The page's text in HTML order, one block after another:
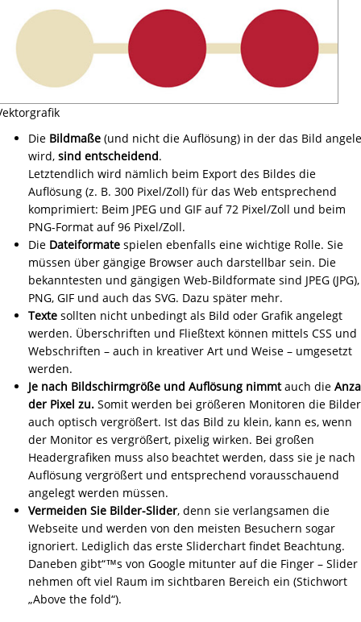
Die Bildmaße (und nicht die Auflösung) in der das Bild
wird, sind entscheidend.
Letztendlich wird nämlich beim Export des Bildes die
Auflösung (z. B. 300 Pixel/Zoll) für das Web entsprechend
komprimiert: Beim JPEG und GIF auf 72 Pixel/Zoll und beim
PNG-Format auf 96 Pixel/Zoll.
Die Dateiformate spielen ebenfalls eine wichtige Rolle. Sie
müssen über gängige Browser auch darstellbar sein. Die
bekanntesten und gängigen Web-Bildformate sind JPEG (JPG),
PNG, GIF und auch das SVG. Dazu später mehr.
Texte sollten nicht unbedingt als Bild oder Grafik angelegt
werden. Überschriften und Fließtext können mittels CSS und
Webschriften – auch in kreativer Art und Weise – umgesetzt
werden.
Je nach Bildschirmgröße und Auflösung nimmtauch die
der Pixel zu. Somit werden bei größeren Monitoren die Bilder
auch optisch vergrößert. Ist das Bild zu klein, kann es, wenn
der Monitor es vergrößert, pixelig wirken. Bei großen
Headergrafiken muss also beachtet werden, dass sie je nach
Auflösung vergrößert und entsprechend vorausschauend
angelegt werden müssen.
Vermeiden Sie Bilder-Slider, denn sie verlangsamen die
Webseite und werden von den meisten Besuchern sogar
ignoriert. Lediglich das erste Sliderchart findet Beachtung.
Daneben gibt“™s von Google mitunter auf die Finger – Slider
nehmen oft viel Raum im sichtbaren Bereich ein (Stichwort
„Above the fold“).